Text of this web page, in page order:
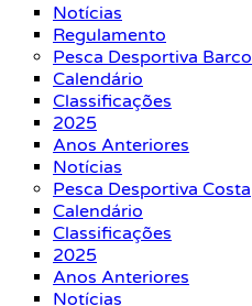
Notícias
Regulamento
Pesca Desportiva Barco
Calendário
Classificações
2025
Anos Anteriores
Notícias
Pesca Desportiva Costa
Calendário
Classificações
2025
Anos Anteriores
Notícias